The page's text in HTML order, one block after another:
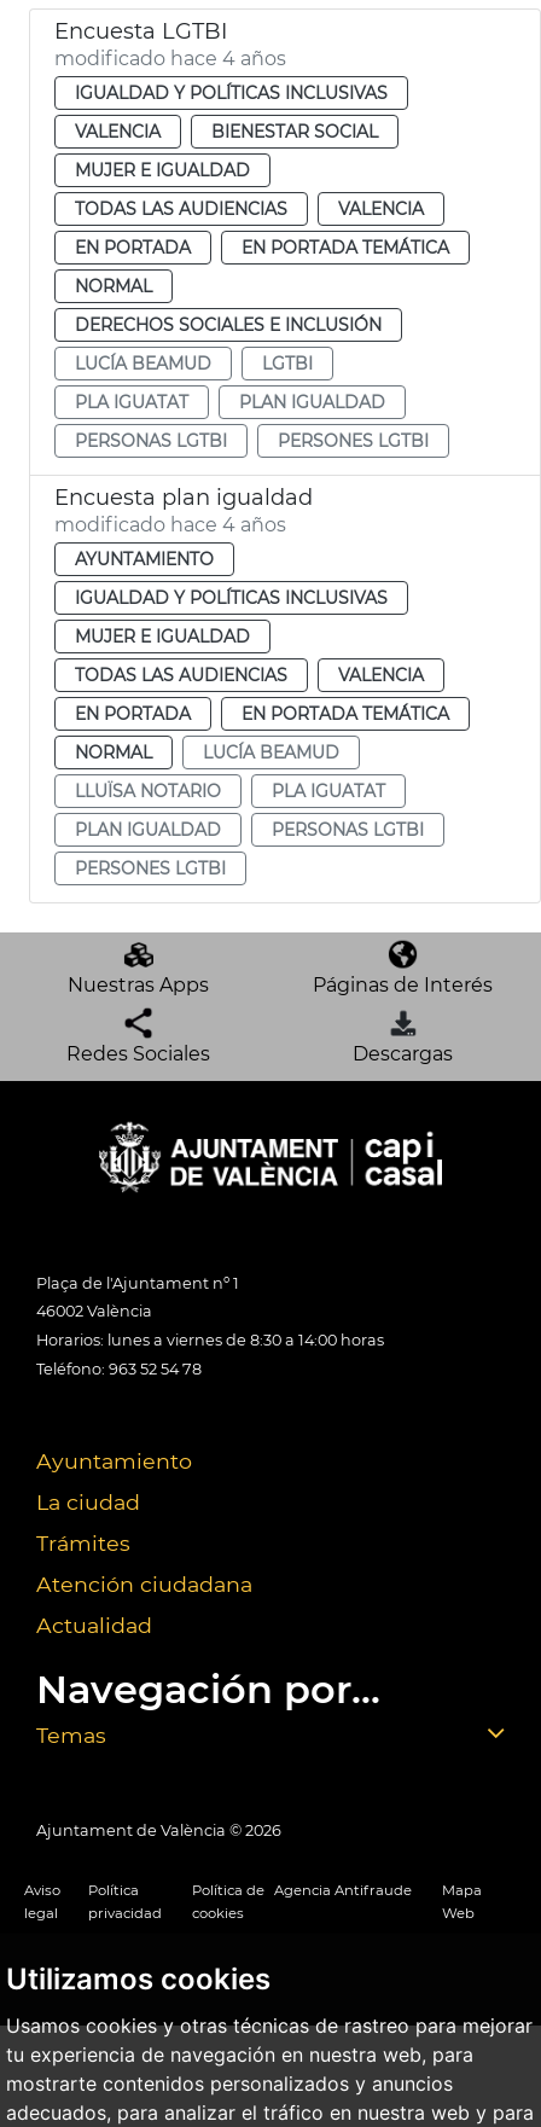
Utilizamos cookies
Usamos cookies y otras técnicas de rastreo para mejorar
tu experiencia de navegación en nuestra web, para
mostrarte contenidos personalizados y anuncios
adecuados, para analizar el tráfico en nuestra web y para
Encuesta LGTBI
modificado hace 4 años
IGUALDAD Y POLÍTICAS INCLUSIVAS
VALENCIA
BIENESTAR SOCIAL
MUJER E IGUALDAD
TODAS LAS AUDIENCIAS
VALENCIA
EN PORTADA
EN PORTADA TEMÁTICA
NORMAL
DERECHOS SOCIALES E INCLUSIÓN
LUCÍA BEAMUD
LGTBI
PLA IGUATAT
PLAN IGUALDAD
PERSONAS LGTBI
PERSONES LGTBI
Encuesta plan igualdad
modificado hace 4 años
AYUNTAMIENTO
IGUALDAD Y POLÍTICAS INCLUSIVAS
MUJER E IGUALDAD
TODAS LAS AUDIENCIAS
VALENCIA
EN PORTADA
EN PORTADA TEMÁTICA
NORMAL
LUCÍA BEAMUD
LLUÏSA NOTARIO
PLA IGUATAT
PLAN IGUALDAD
PERSONAS LGTBI
PERSONES LGTBI
Nuestras Apps Páginas de Interés
Redes Sociales Descargas
Plaça de l'Ajuntament nº 1
46002 València
Horarios: lunes a viernes de 8:30 a 14:00 horas
Teléfono: 963 52 54 78
Ayuntamiento
La ciudad
Trámites
Atención ciudadana
Actualidad
Navegación por...
Temas
Ajuntament de València © 2026
Aviso
legal
Política
privacidad
Política de
cookies
Agencia Antifraude
Mapa
Web